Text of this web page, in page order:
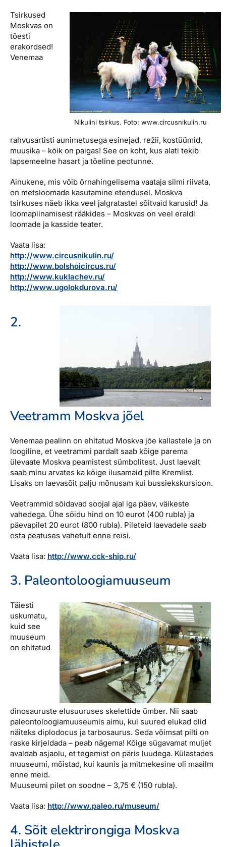
Nikulini tsirkus. Foto: www.circusnikulin.ru
Tsirkused
Moskvas on
tõesti
erakordsed!
Venemaa
rahvusartisti aunimetusega esinejad, režii, kostüümid,
muusika – kõik on paigas! See on koht, kus alati tekib
lapsemeelne hasart ja tõeline peotunne.
Ainukene, mis võib õrnahingelisema vaataja silmi riivata,
on metsloomade kasutamine etendusel. Moskva
tsirkuses näeb ikka veel jalgratastel sõitvaid karusid! Ja
loomapiinamisest rääkides – Moskvas on veel eraldi
loomade ja kasside teater.
Vaata lisa:
http://www.circusnikulin.ru/
http://www.bolshoicircus.ru/
http://www.kuklachev.ru/
http://www.ugolokdurova.ru/
2.
Veetramm Moskva jõel
Venemaa pealinn on ehitatud Moskva jõe kallastele ja on
loogiline, et veetrammi pardalt saab kõige parema
ülevaate Moskva peamistest sümbolitest. Just laevalt
saab minu arvates ka kõige ilusamaid pilte Kremlist.
Lisaks on laevasõit palju mõnusam kui bussiekskursioon.
Veetrammid sõidavad soojal ajal iga päev, väikeste
vahedega. Ühe sõidu hind on 10 eurot (400 rubla) ja
päevapilet 20 eurot (800 rubla). Pileteid laevadele saab
osta peatuses vahetult enne reisi.
Vaata lisa: http://www.cck-ship.ru/
3. Paleontoloogiamuuseum
Täiesti
uskumatu,
kuid see
muuseum
on ehitatud
dinosauruste elusuuruses skelettide ümber. Nii saab
paleontoloogiamuuseumis aimu, kui suured elukad olid
näiteks diplodocus ja tarbosaurus. Seda võimsat pilti on
raske kirjeldada – peab nägema! Kõige sügavamat muljet
avaldab asjaolu, et tegemist on päris luudega. Külastades
muuseumi, mõistad, kui kaunis ja mitmekesine oli maailm
enne meid.
Muuseumi pilet on soodne – 3,75 € (150 rubla).
Vaata lisa: http://www.paleo.ru/museum/
4. Sõit elektrirongiga Moskva